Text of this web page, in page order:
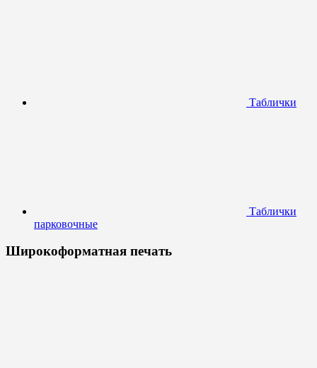
Таблички
Таблички
парковочные
Широкоформатная печать